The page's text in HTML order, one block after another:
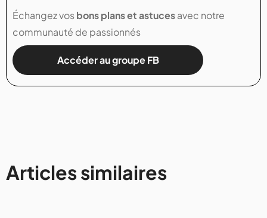
Échangez vosbons plans et astucesavec notre
communauté de passionnés
Accéder au groupe FB
Articles similaires